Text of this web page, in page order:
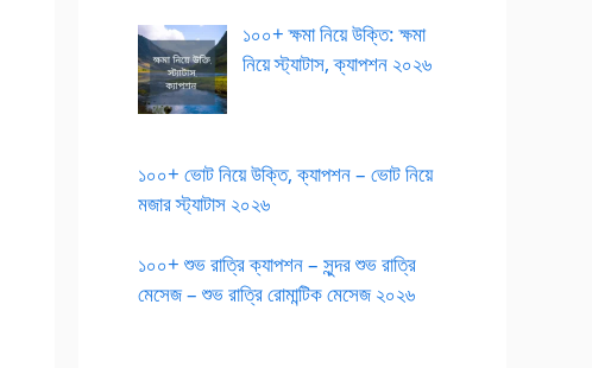
১০০+ ক্ষমা নিয়ে উক্তি: ক্ষমা
নিয়ে স্ট্যাটাস, ক্যাপশন ২০২৬
১০০+ ভোট নিয়ে উক্তি, ক্যাপশন – ভোট নিয়ে
মজার স্ট্যাটাস ২০২৬
১০০+ শুভ রাত্রি ক্যাপশন – সুন্দর শুভ রাত্রি
মেসেজ – শুভ রাত্রি রোমান্টিক মেসেজ ২০২৬